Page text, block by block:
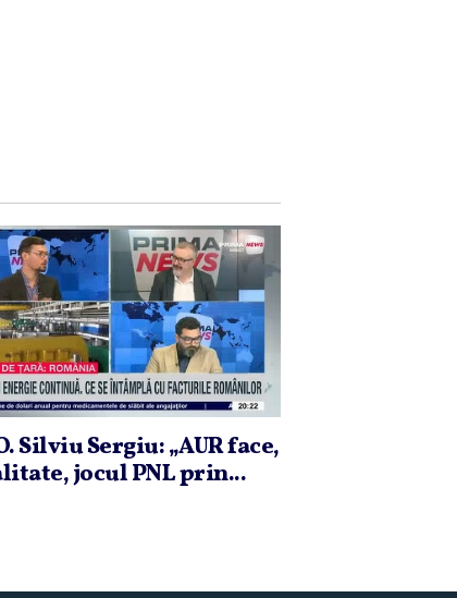
Silviu Sergiu: „AUR face,
jocul PNL prin...